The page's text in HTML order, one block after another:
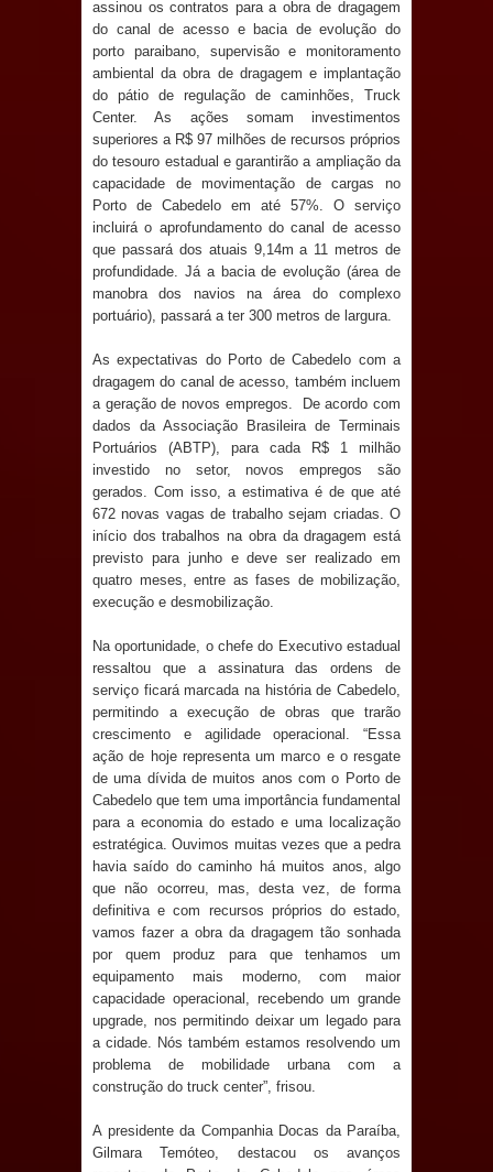
Anjos
O verdadeiro oxigênio do Estado
Democrático de Direito – Bacharela
aborda de maneira inédita no mundo
jurídico brasileiro, temas polêmicos;
Confira!
Prefeitura de Sapé promove
conscientização sobre saúde bucal
Caldas Brandão: gestão municipal
antecipa pagamento do mês de julho
e aquece economia para Festa de
Santana
Saúde Bucal: Mais de 470 próteses
dentárias já foram entregues pela
Caldas Brandão: Tradicional Festa de
Santana 2026 será neste sábado (25)
e deve atrair grande público
Nota de pesar: Câmara de Marí
lamenta a morte da ex-vereadora
Neta do Sindicato
Prefeito Major Sidnei busca em
Brasília recursos para nova Casa de
Denise Ribeiro toma posse no
assinou os contratos para a obra de dragagem
do canal de acesso e bacia de evolução do
porto paraibano, supervisão e monitoramento
ambiental da obra de dragagem e implantação
do pátio de regulação de caminhões, Truck
Center. As ações somam investimentos
superiores a R$ 97 milhões de recursos próprios
do tesouro estadual e garantirão a ampliação da
capacidade de movimentação de cargas no
Porto de Cabedelo em até 57%. O serviço
incluirá o aprofundamento do canal de acesso
que passará dos atuais 9,14m a 11 metros de
profundidade. Já a bacia de evolução (área de
manobra dos navios na área do complexo
portuário), passará a ter 300 metros de largura.
As expectativas do Porto de Cabedelo com a
dragagem do canal de acesso, também incluem
a geração de novos empregos. De acordo com
dados da Associação Brasileira de Terminais
Portuários (ABTP), para cada R$ 1 milhão
investido no setor, novos empregos são
gerados. Com isso, a estimativa é de que até
672 novas vagas de trabalho sejam criadas. O
início dos trabalhos na obra da dragagem está
previsto para junho e deve ser realizado em
quatro meses, entre as fases de mobilização,
execução e desmobilização.
Na oportunidade, o chefe do Executivo estadual
ressaltou que a assinatura das ordens de
serviço ficará marcada na história de Cabedelo,
permitindo a execução de obras que trarão
crescimento e agilidade operacional. “Essa
ação de hoje representa um marco e o resgate
de uma dívida de muitos anos com o Porto de
Cabedelo que tem uma importância fundamental
para a economia do estado e uma localização
estratégica. Ouvimos muitas vezes que a pedra
havia saído do caminho há muitos anos, algo
que não ocorreu, mas, desta vez, de forma
definitiva e com recursos próprios do estado,
vamos fazer a obra da dragagem tão sonhada
por quem produz para que tenhamos um
equipamento mais moderno, com maior
capacidade operacional, recebendo um grande
upgrade, nos permitindo deixar um legado para
a cidade. Nós também estamos resolvendo um
problema de mobilidade urbana com a
construção do truck center”, frisou.
A presidente da Companhia Docas da Paraíba,
Gilmara Temóteo, destacou os avanços